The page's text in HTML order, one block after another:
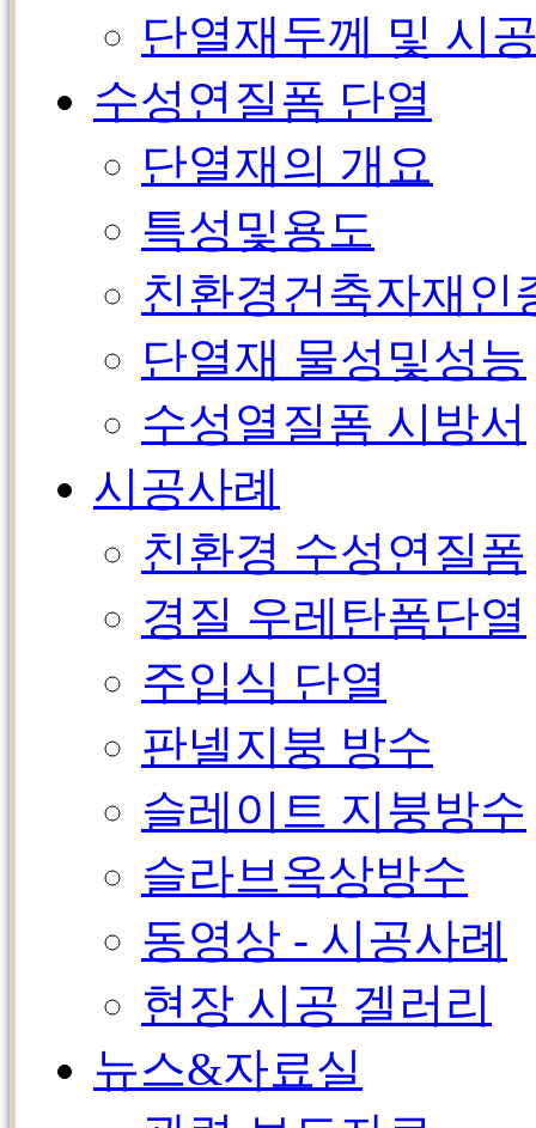
단열재두께 및 시
수성연질폼 단열
단열재의 개요
특성및용도
친환경건축자재인
단열재 물성및성능
수성열질폼 시방서
시공사례
친환경 수성연질폼
경질 우레탄폼단열
주입식 단열
판넬지붕 방수
슬레이트 지붕방수
슬라브옥상방수
동영상 - 시공사례
현장 시공 겔러리
뉴스&자료실